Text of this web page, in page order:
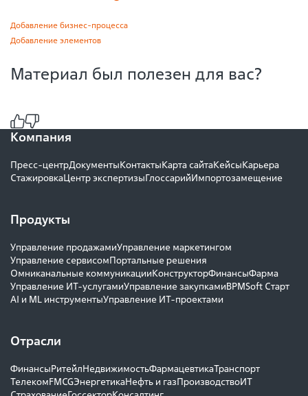
Добавление бизнес-процесса
Добавление элементов
Материал был полезен для вас?
Компания
Пресс-центрДокументыКонтактыКарта сайтаКейсыКарьера
СтажировкаЦентр экспертизыГлоссарийИмпортозамещение
Продукты
Управление продажамиУправление маркетингом
Управление сервисомПортальные решения
Омниканальные коммуникацииКонструкторФинансыФарма
Управление ИТ-услугамиУправление закупкамиBPMSoft Старт
AI и ML инструментыУправление ИТ-проектами
Отрасли
ФинансыРитейлНедвижимостьФармацевтикаТранспорт
ТелекомFMCGЭнергетикаНефть и газПроизводствоИТ